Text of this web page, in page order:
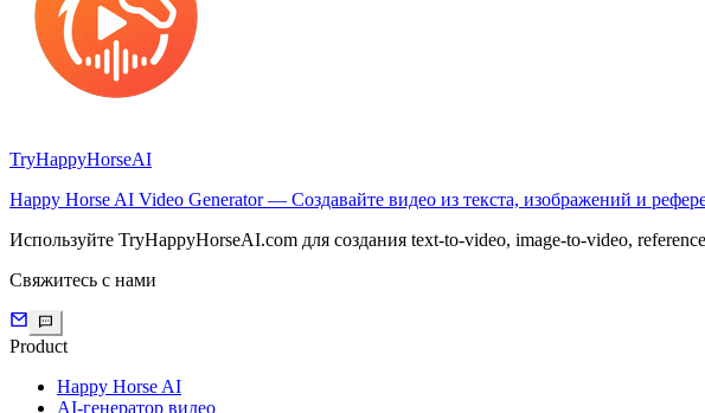
TryHappyHorseAI
Happy Horse AI Video Generator — Создавайте видео из текста, изображений и
Используйте TryHappyHorseAI.com для создания text-to-video, image-to-video,
Свяжитесь с нами
Product
Happy Horse AI
AI-генератор видео